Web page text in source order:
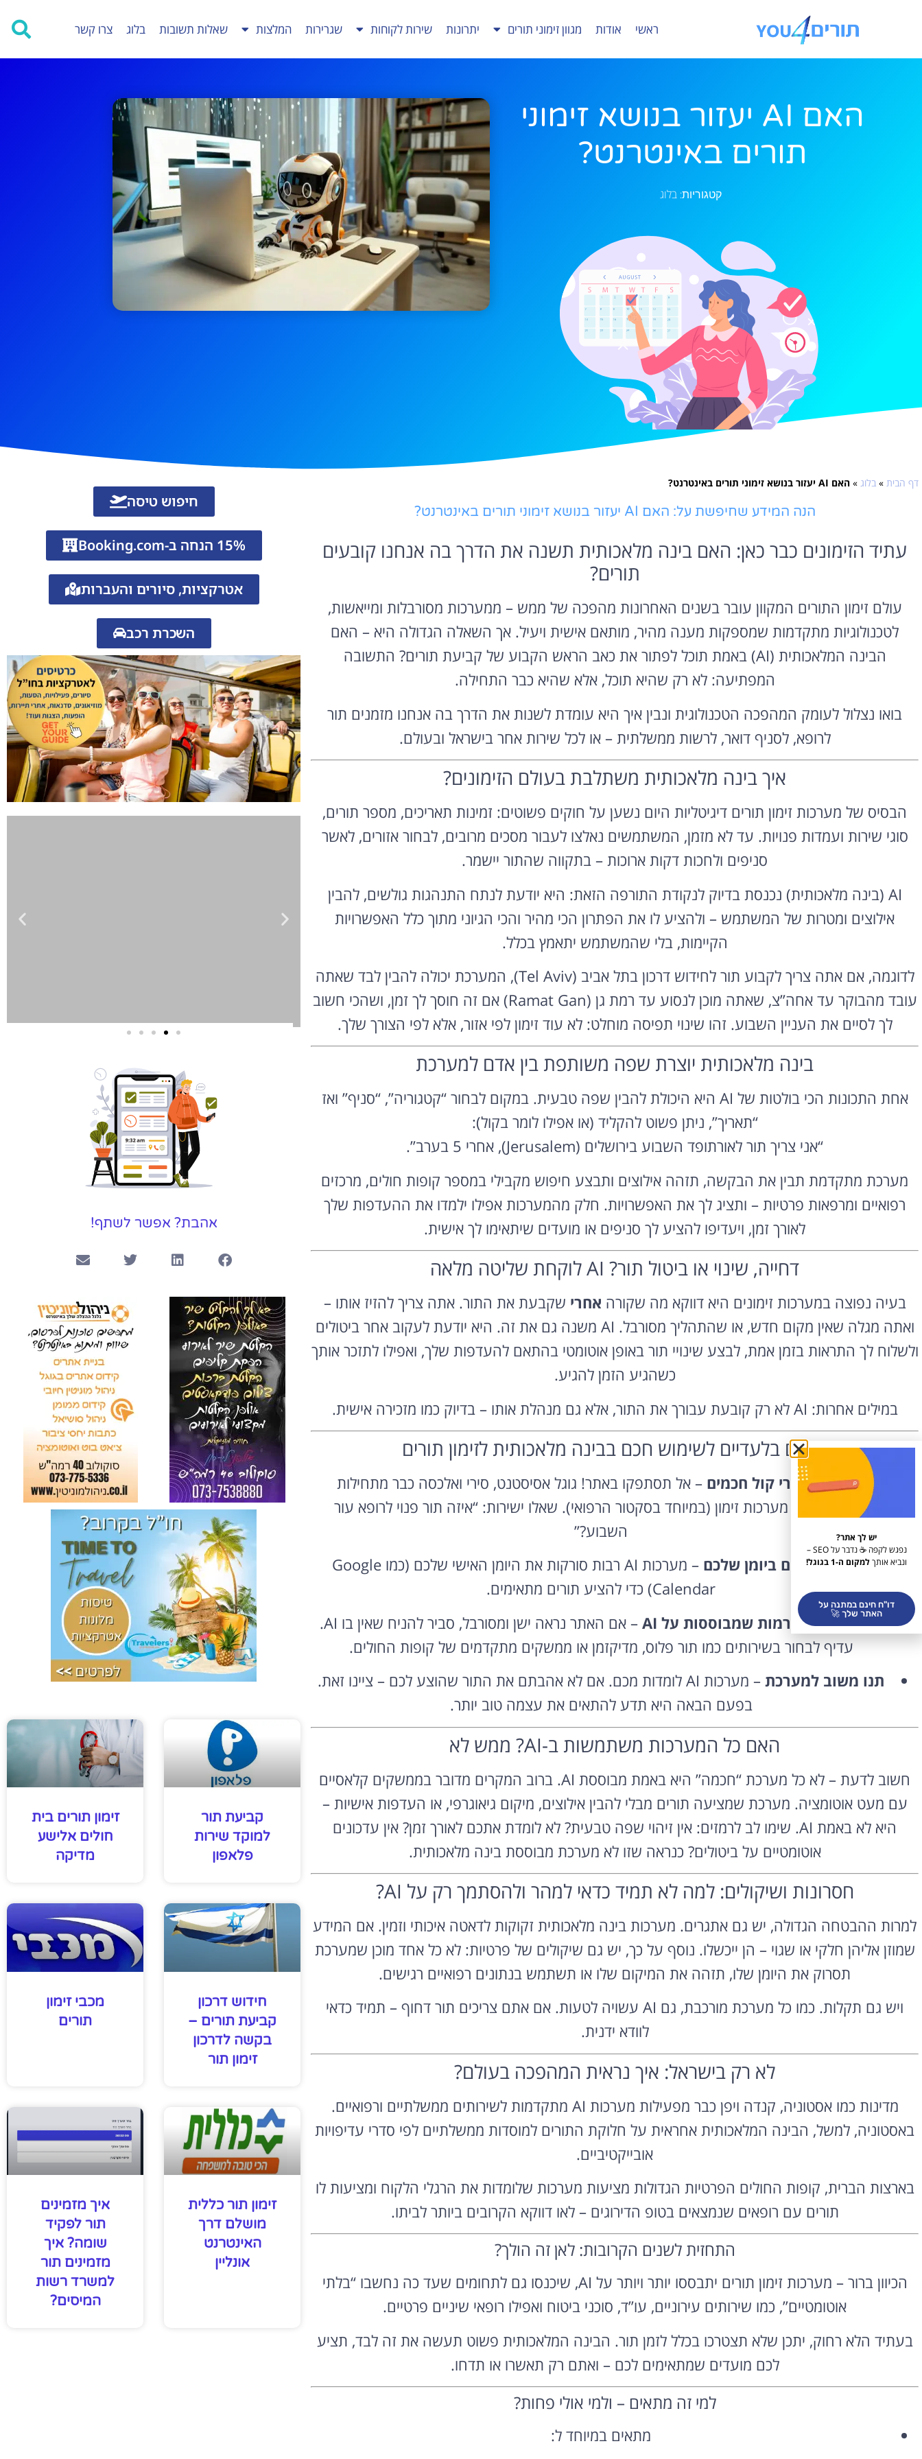
ראשי אודות מגוון זימוני תורים יתרונות שירות לקוחות שגרירות המלצות שאלות תשובות בלוג צרו קשר
האם AI יעזור בנושא זימוני
תורים באינטרנט?
קטגוריות: בלוג
דף הבית » בלוג » האם AI יעזור בנושא זימוני תורים באינטרנט?
הנה המידע שחיפשת על: האם AI יעזור בנושא זימוני תורים באינטרנט?
עתיד הזימונים כבר כאן: האם בינה מלאכותית תשנה את הדרך בה אנחנו קובעים
תורים?
עולם זימון התורים המקוון עובר בשנים האחרונות מהפכה של ממש – ממערכות מסורבלות ומייאשות,
לטכנולוגיות מתקדמות שמספקות מענה מהיר, מותאם אישית ויעיל. אך השאלה הגדולה היא – האם
הבינה המלאכותית (AI) באמת תוכל לפתור את כאב הראש הקבוע של קביעת תורים? התשובה
המפתיעה: לא רק שהיא תוכל, אלא שהיא כבר התחילה.
בואו נצלול לעומק המהפכה הטכנולוגית ונבין איך היא עומדת לשנות את הדרך בה אנחנו מזמנים תור
לרופא, לסניף דואר, לרשות ממשלתית – או לכל שירות אחר בישראל ובעולם.
איך בינה מלאכותית משתלבת בעולם הזימונים?
הבסיס של מערכות זימון תורים דיגיטליות היום נשען על חוקים פשוטים: זמינות תאריכים, מספר תורים,
סוגי שירות ועמדות פנויות. עד לא מזמן, המשתמשים נאלצו לעבור מסכים מרובים, לבחור אזורים, לאשר
סניפים ולחכות דקות ארוכות – בתקווה שהתור יישמר.
AI (בינה מלאכותית) נכנסת בדיוק לנקודת התורפה הזאת: היא יודעת לנתח התנהגות גולשים, להבין
אילוצים ומטרות של המשתמש – ולהציע לו את הפתרון הכי מהיר והכי הגיוני מתוך כלל האפשרויות
הקיימות, בלי שהמשתמש יתאמץ בכלל.
לדוגמה, אם אתה צריך לקבוע תור לחידוש דרכון בתל אביב (Tel Aviv), המערכת יכולה להבין לבד שאתה
עובד מהבוקר עד אחה”צ, שאתה מוכן לנסוע עד רמת גן (Ramat Gan) אם זה חוסך לך זמן, ושהכי חשוב
לך לסיים את העניין השבוע. זהו שינוי תפיסה מוחלט: לא עוד זימון לפי אזור, אלא לפי הצורך שלך.
בינה מלאכותית יוצרת שפה משותפת בין אדם למערכת
אחת התכונות הכי בולטות של AI היא היכולת להבין שפה טבעית. במקום לבחור “קטגוריה”, “סניף” ואז
“תאריך”, ניתן פשוט להקליד (או אפילו לומר בקול):
“אני צריך תור לאורתופד השבוע בירושלים (Jerusalem), אחרי 5 בערב”.
מערכת מתקדמת תבין את הבקשה, תזהה אילוצים ותבצע חיפוש מקבילי במספר קופות חולים, מרכזים
רפואיים ומרפאות פרטיות – ותציג לך את האפשרויות. חלק מהמערכות אפילו ילמדו את ההעדפות שלך
לאורך זמן, ויעדיפו להציע לך סניפים או מועדים שיתאימו לך אישית.
דחייה, שינוי או ביטול תור? AI לוקחת שליטה מלאה
בעיה נפוצה במערכות זימונים היא דווקא מה שקורה אחרי שקבעת את התור. אתה צריך להזיז אותו –
ואתה מגלה שאין מקום חדש, או שהתהליך מסורבל. AI משנה גם את זה. היא יודעת לעקוב אחר ביטולים
ולשלוח לך התראות בזמן אמת, לבצע שינויי תור באופן אוטומטי בהתאם להעדפות שלך, ואפילו לתזכר אותך
כשהגיע הזמן להגיע.
במילים אחרות: AI לא רק קובעת עבורך את התור, אלא גם מנהלת אותו – בדיוק כמו מזכירה אישית.
טיפים בלעדיים לשימוש חכם בבינה מלאכותית לזימון תורים
היעזרו בעוזרי קול חכמים – אל תסתפקו באתר! גוגל אסיסטנט, סירי ואלכסה כבר מתחילות
להשתלב עם מערכות זימון (במיוחד בסקטור הרפואי). שאלו ישירות: “איזה תור פנוי לרופא עור
השבוע?”
שמרו אילוצים ביומן שלכם
– מערכות AI רבות סורקות את היומן האישי שלכם (כמו Google
Calendar) כדי להציע תורים מתאימים.
העדיפו פלטפורמות שמבוססות על AI
– אם האתר נראה ישן ומסורבל, סביר להניח שאין בו AI.
עדיף לבחור בשירותים כמו תור פלוס, מדיקזמן או ממשקים מתקדמים של קופות החולים.
תנו משוב למערכת
– מערכות AI לומדות מכם. אם לא אהבתם את התור שהוצע לכם – ציינו זאת.
בפעם הבאה היא תדע להתאים את עצמה טוב יותר.
האם כל המערכות משתמשות ב-AI? ממש לא
חשוב לדעת – לא כל מערכת “חכמה” היא באמת מבוססת AI. ברוב המקרים מדובר בממשקים קלאסיים
עם מעט אוטומציה. מערכת שמציעה תורים מבלי להבין אילוצים, מיקום גיאוגרפי, או העדפות אישיות –
היא לא באמת AI. שימו לב לרמזים: אין זיהוי שפה טבעית? לא לומדת אתכם לאורך זמן? אין עדכונים
אוטומטיים על ביטולים? כנראה שזו לא מערכת מבוססת בינה מלאכותית.
חסרונות ושיקולים: למה לא תמיד כדאי למהר ולהסתמך רק על AI?
למרות ההבטחה הגדולה, יש גם אתגרים. מערכות בינה מלאכותית זקוקות לדאטה איכותי וזמין. אם המידע
שמוזן אליהן חלקי או שגוי – הן ייכשלו. נוסף על כך, יש גם שיקולים של פרטיות: לא כל אחד מוכן שמערכת
תסרוק את היומן שלו, תזהה את המיקום שלו או תשתמש בנתונים רפואיים רגישים.
ויש גם תקלות. כמו כל מערכת מורכבת, גם AI עשויה לטעות. אם אתם צריכים תור דחוף – תמיד כדאי
לוודא ידנית.
לא רק בישראל: איך נראית המהפכה בעולם?
מדינות כמו אסטוניה, קנדה ויפן כבר מפעילות מערכות AI מתקדמות לשירותים ממשלתיים ורפואיים.
באסטוניה, למשל, הבינה המלאכותית אחראית על חלוקת התורים למוסדות ממשלתיים לפי סדרי עדיפויות
אובייקטיביים.
בארצות הברית, קופות החולים הפרטיות הגדולות מציעות מערכות שלומדות את הרגלי הלקוח ומציעות לו
תורים עם רופאים שנמצאים בטופ הדירוגים – לאו דווקא הקרובים ביותר לביתו.
התחזית לשנים הקרובות: לאן זה הולך?
הכיוון ברור – מערכות זימון תורים יתבססו יותר ויותר על AI, שיכנסו גם לתחומים שעד כה נחשבו “בלתי
אוטומטיים”, כמו שירותים עירוניים, עו”ד, סוכני ביטוח ואפילו רופאי שיניים פרטיים.
בעתיד הלא רחוק, יתכן שלא תצטרכו בכלל לזמן תור. הבינה המלאכותית פשוט תעשה את זה לבד, תציע
לכם מועדים שמתאימים לכם – ואתם רק תאשרו או תדחו.
למי זה מתאים – ולמי אולי פחות?
מתאים במיוחד ל:
חיפוש טיסה
15% הנחה ב-Booking.com
אטרקציות, סיורים והעברות
השכרת רכב
השכרת רכב
בחו"ל
השוואת מחירים בין חברות
מקומיות לקבלת הצעת מחיר
משתלמת
לחצו פה!
רוצה להקליט
פודקאסט?
אולפן הקלטות מקצועי
להקלטה, צילום ועריכת
פודקאסטים ברמה הגבוהה
שירותי פרסום
וקידום
באינטרנט
בעל/ת עסק? סוכנות ניהול
מוניטין לקידום, שיווק ופרסום
באינטרנט כאן עבורך!
אהבת? אפשר לשתף!
קביעת תור
למוקד שירות
פלאפון
זימון תורים בית
חולים אלישע
מדיקה
חידוש דרכון
קביעת תורים –
בקשה לדרכון
זימון תור
מכבי זימון
תורים
זימון תור כללית
מושלם דרך
האינטרנט
אונליין
איך מזמינים
תור לפקיד
שומה? איך
מזמינים תור
למשרד רשות
המיסים?
יש לך אתר?
נפגש לקפה ☕ נדבר על SEO –
ונביא אותךלמקום ה-1 בגוגל!
דו"ח חינם במתנה על
האתר שלך 🚀